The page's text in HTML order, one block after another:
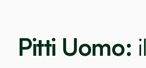
Pitti Uomo: